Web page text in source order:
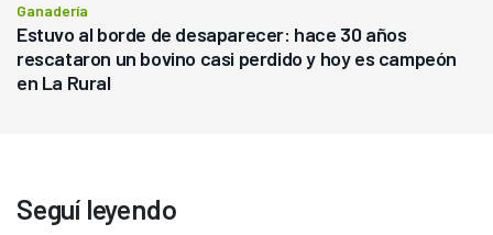
Ganadería
Estuvo al borde de desaparecer: hace 30 años
rescataron un bovino casi perdido y hoy es campeón
en La Rural
Seguí leyendo